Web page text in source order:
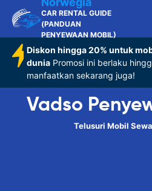
CAR RENTAL GUIDE
(PANDUAN
PENYEWAAN MOBIL)
Diskon hingga 20% untuk
dunia Promosi ini berlaku
manfaatkan sekarang juga!
Vadso
Telusuri Mobil